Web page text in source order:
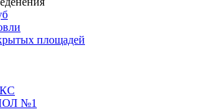
площадей
№1